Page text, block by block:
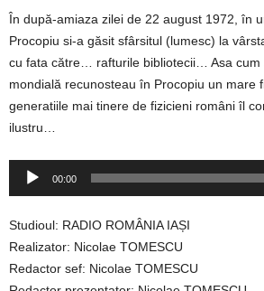
În după-amiaza zilei de 22 august 1972, în
Procopiu si-a găsit sfârsitul (lumesc) la
cu fata către… rafturile bibliotecii… Asa cum
mondială recunosteau în Procopiu un mare
generatiile mai tinere de fizicieni români îl
ilustru…
Player
00:00
Studioul: RADIO ROMÂNIA IAȘI
Realizator: Nicolae TOMESCU
Redactor sef: Nicolae TOMESCU